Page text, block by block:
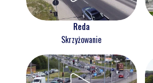
Reda
Skrzyżowanie